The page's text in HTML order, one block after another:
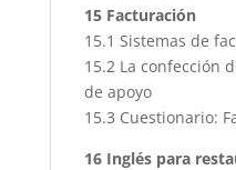
15 Facturación
15.1 Sistemas de
15.2 La confección
de apoyo
15.3 Cuestionario:
16 Inglés para